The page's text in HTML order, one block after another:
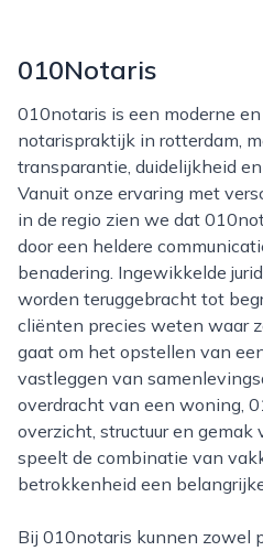
010Notaris
010notaris is een moderne en toegankelijke
notarispraktijk in rotterdam,
transparantie, duidelijkheid
Vanuit onze ervaring met
in de regio zien we dat
door een heldere
benadering. Ingewikkelde
worden teruggebracht tot
cliënten precies weten waar
gaat om het opstellen van
vastleggen van
overdracht van een woning,
overzicht, structuur en gemak
speelt de combinatie van
betrokkenheid een
Bij 010notaris kunnen zowel particulieren als